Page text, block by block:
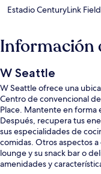
Estadio CenturyLink Field
Información
W Seattle
W Seattle ofrece una
Centro de convencional
Place. Mantente en forma
Después, recupera tus
sus especialidades de
comidas. Otros aspectos
lounge y su snack bar o
amenidades y